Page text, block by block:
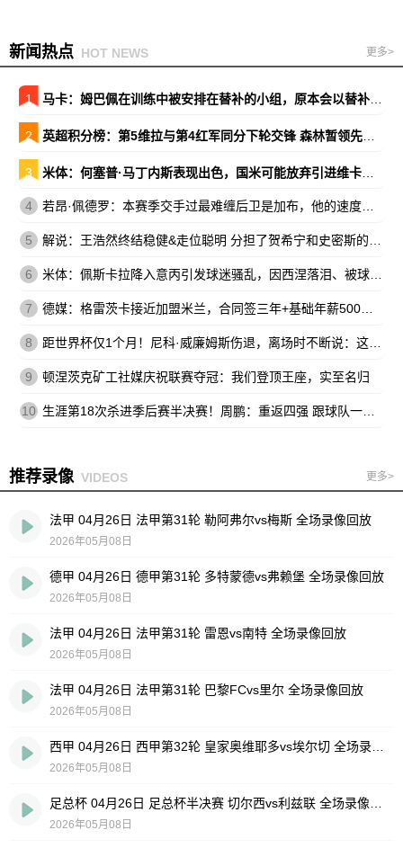
新闻热点 HOT NEWS 更多>
1 马卡：姆巴佩在训练中被安排在替补的小组，原本会以替补出战巴萨
2 英超积分榜：第5维拉与第4红军同分下轮交锋 森林暂领先降级区7分
3 米体：何塞普·马丁内斯表现出色，国米可能放弃引进维卡里奥
4 若昂·佩德罗：本赛季交手过最难缠后卫是加布，他的速度让我惊讶
5 解说：王浩然终结稳健&走位聪明 分担了贺希宁和史密斯的进攻压力
6 米体：佩斯卡拉降入意丙引发球迷骚乱，因西涅落泪、被球迷嘘
7 德媒：格雷茨卡接近加盟米兰，合同签三年+基础年薪500万欧
8 距世界杯仅1个月！尼科·威廉姆斯伤退，离场时不断说：这不可能
9 顿涅茨克矿工社媒庆祝联赛夺冠：我们登顶王座，实至名归
10 生涯第18次杀进季后赛半决赛！周鹏：重返四强 跟球队一起拼到底
推荐录像 VIDEOS 更多>
法甲 04月26日 法甲第31轮 勒阿弗尔vs梅斯 全场录像回放
2026年05月08日
德甲 04月26日 德甲第31轮 多特蒙德vs弗赖堡 全场录像回放
2026年05月08日
法甲 04月26日 法甲第31轮 雷恩vs南特 全场录像回放
2026年05月08日
法甲 04月26日 法甲第31轮 巴黎FCvs里尔 全场录像回放
2026年05月08日
2026年05月08日
2026年05月08日